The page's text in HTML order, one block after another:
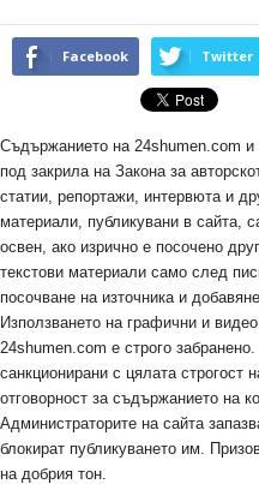
Facebook Twitter
Съдържанието на 24shumen.com и
под закрила на Закона за
статии, репортажи, интервюта и
материали, публикувани в сайта,
освен, ако изрично е посочено
текстови материали само след
посочване на източника и
Използването на графични и
24shumen.com е строго
санкционирани с цялата строгост
отговорност за съдържанието на
Администраторите на сайта
блокират публикуването им.
на добрия тон.